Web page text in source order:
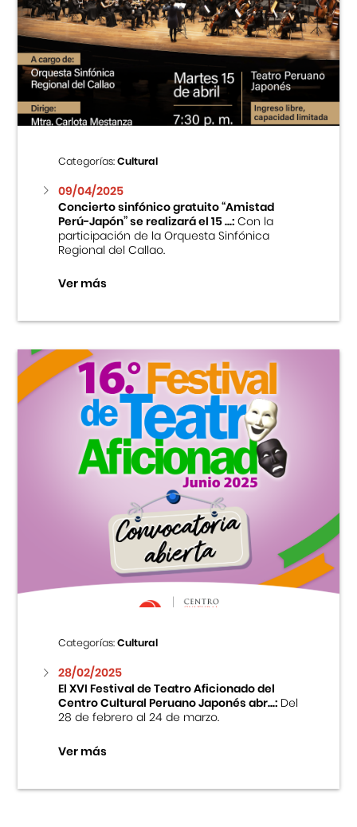
Categorías:Cultural
09/04/2025
Concierto sinfónico gratuito “Amistad
Perú-Japón” se realizará el 15 ...:Con la
participación de la Orquesta Sinfónica
Regional del Callao.
Ver más
Categorías:Cultural
28/02/2025
El XVI Festival de Teatro Aficionado del
Centro Cultural Peruano Japonés abr...:Del
28 de febrero al 24 de marzo.
Ver más